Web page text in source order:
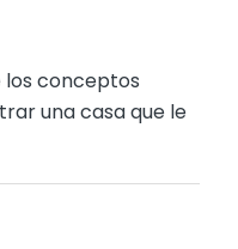
los conceptos
una casa que le